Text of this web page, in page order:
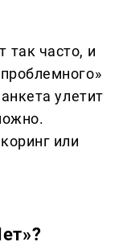
часто, и
улетит
или